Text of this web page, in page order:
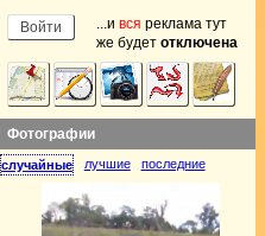
...и вся реклама тут
же будет отключена
Фотографии
случайные лучшие последние